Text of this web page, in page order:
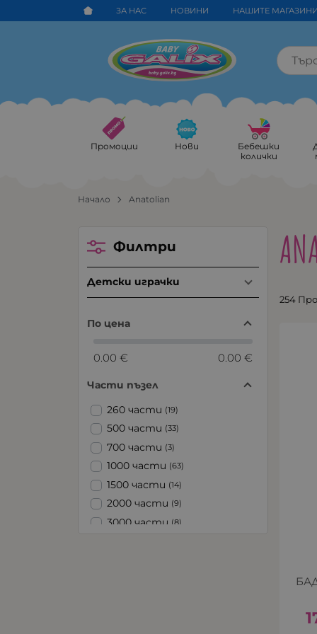
ЗА НАС НОВИНИ НАШИТЕ
Промоции Нови
Бебешки
колички
Начало Anatolian
254
Филтри
Детски играчки
По цена
0.00 € 0.00 €
Части пъзел
260 части (19)
500 части (33)
700 части (3)
1000 части (63)
1500 части (14)
2000 части (9)
3000 части (8)